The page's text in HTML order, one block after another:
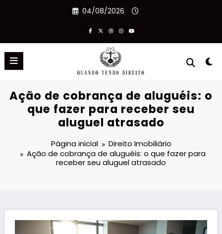
04/08/2026
Ação de cobrança de aluguéis: o
que fazer para receber seu
aluguel atrasado
Página inicial
Direito Imobiliário
Ação de cobrança de aluguéis: o que fazer para
receber seu aluguel atrasado